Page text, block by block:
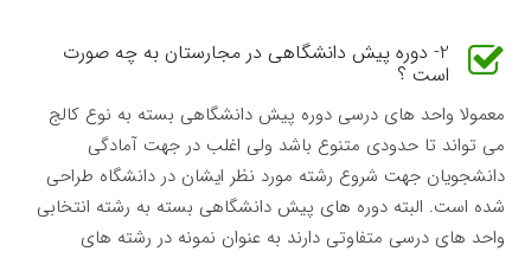
2- دوره پیش دانشگاهی در مجارستان به چه صورت
است ؟
معمولا واحد های درسی دوره پیش دانشگاهی بسته به نوع کالج
می تواند تا حدودی متنوع باشد ولی اغلب در جهت آمادگی
دانشجویان جهت شروع رشته مورد نظر ایشان در دانشگاه طراحی
شده است. البته دوره های پیش دانشگاهی بسته به رشته انتخابی
واحد های درسی متفاوتی دارند به عنوان نمونه در رشته های